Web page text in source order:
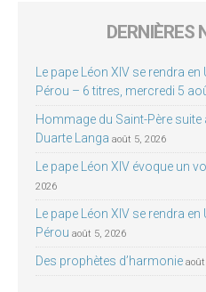
DERNIÈRES
Le pape Léon XIV se rendra
Pérou – 6 titres, mercredi 5
Hommage du Saint-Père
Duarte Langa août 5, 2026
Le pape Léon XIV évoque un
2026
Le pape Léon XIV se rendra
Pérou août 5, 2026
Des prophètes d’harmonie